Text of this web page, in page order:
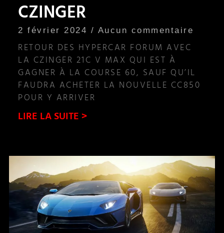
CZINGER
2 février 2024 Aucun commentaire
RETOUR DES HYPERCAR FORUM AVEC
LA CZINGER 21C V MAX QUI EST À
GAGNER À LA COURSE 60, SAUF QU’IL
FAUDRA ACHETER LA NOUVELLE CC850
POUR Y ARRIVER
LIRE LA SUITE >